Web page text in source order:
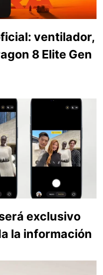
ventilador,
8 Elite Gen
exclusivo
la información